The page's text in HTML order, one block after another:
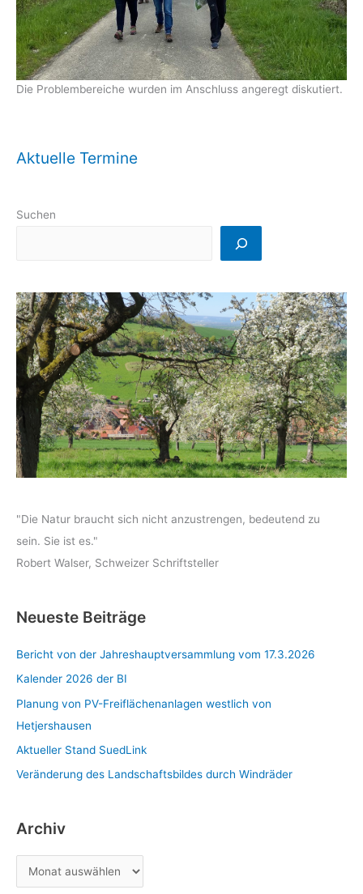
Die Problembereiche wurden im Anschluss angeregt diskutiert.
Aktuelle Termine
Suchen
"Die Natur braucht sich nicht anzustrengen, bedeutend zu
sein. Sie ist es."
Robert Walser, Schweizer Schriftsteller
Neueste Beiträge
Bericht von der Jahreshauptversammlung vom 17.3.2026
Kalender 2026 der BI
Planung von PV-Freiflächenanlagen westlich von
Hetjershausen
Aktueller Stand SuedLink
Veränderung des Landschaftsbildes durch Windräder
Archiv